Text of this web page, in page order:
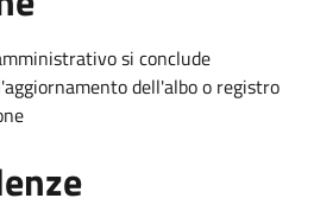
si conclude
dell'albo o registro